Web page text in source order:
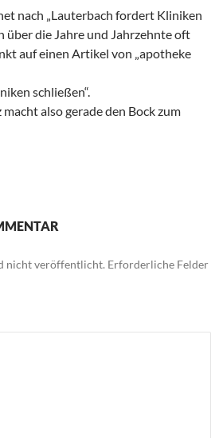
nach „Lauterbach fordert Kliniken
über die Jahre und Jahrzehnte oft
auf einen Artikel von „apotheke
schließen“.
also gerade den Bock zum
nicht veröffentlicht. Erforderliche Felder